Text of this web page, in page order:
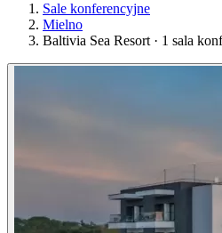
Sale konferencyjne
Mielno
Baltivia Sea Resort · 1 sala